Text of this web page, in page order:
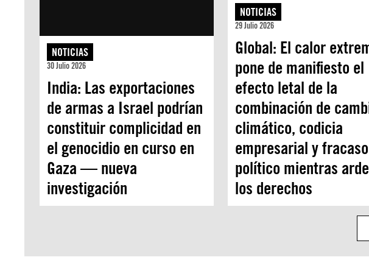
NOTICIAS
30 Julio 2026
India: Las exportaciones
de armas a Israel podrían
constituir complicidad en
el genocidio en curso en
Gaza — nueva
investigación
NOTICIAS
29 Julio 2026
Global: El calor
pone de manifiesto el
efecto letal de la
combinación de
climático, codicia
empresarial y fracaso
político mientras
los derechos